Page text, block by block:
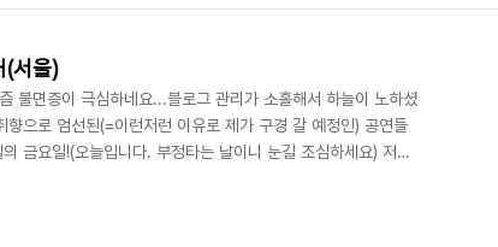
에 대해서는 일반적으로 생각하는 사회에서 인정받고..
(서울)
불면증이 극심하네요...블로그 관리가 소홀해서 하늘이 노하셨
으로 엄선된(=이런저런 이유로 제가 구경 갈 예정인) 공연들
금요일!(오늘입니다. 부정타는 날이니 눈길 조심하세요) 저녁
각별한 사이인 세 분께서 연주를 하시니 므흣므흣~ ^^하우스콘